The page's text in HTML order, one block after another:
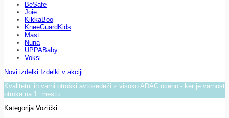
BeSafe
Joie
KikkaBoo
KneeGuardKids
Mast
Nuna
UPPABaby
Voksi
Novi izdelki Izdelki v akciji
Kvalitetni in varni otroški avtosedeži z visoko ADAC oceno - ker je varnost
otroka na 1. mestu.
Kategorija Vozički